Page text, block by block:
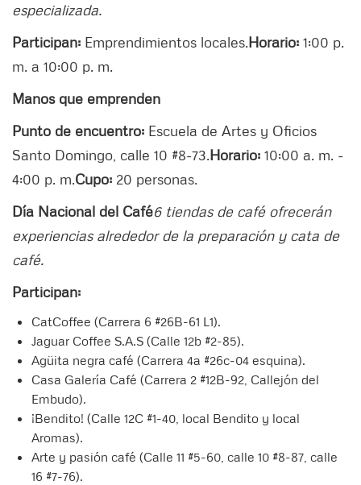
especializada.
Participan: Emprendimientos locales.Horario: 1:00 p.
m. a 10:00 p. m.
Manos que emprenden
Punto de encuentro: Escuela de Artes y Oficios
Santo Domingo, calle 10 #8-73.Horario: 10:00 a. m. -
4:00 p. m.Cupo: 20 personas.
Día Nacional del Café6 tiendas de café ofrecerán
experiencias alrededor de la preparación y cata de
café.
Participan:
CatCoffee (Carrera 6 #26B-61 L1).
Jaguar Coffee S.A.S (Calle 12b #2-85).
Agüita negra café (Carrera 4a #26c-04 esquina).
Casa Galería Café (Carrera 2 #12B-92, Callejón del
Embudo).
¡Bendito! (Calle 12C #1-40, local Bendito y local
Aromas).
Arte y pasión café (Calle 11 #5-60, calle 10 #8-87, calle
16 #7-76).